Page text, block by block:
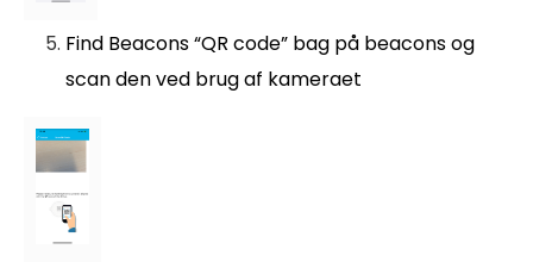
Find Beacons “QR code” bag på beacons og
scan den ved brug af kameraet